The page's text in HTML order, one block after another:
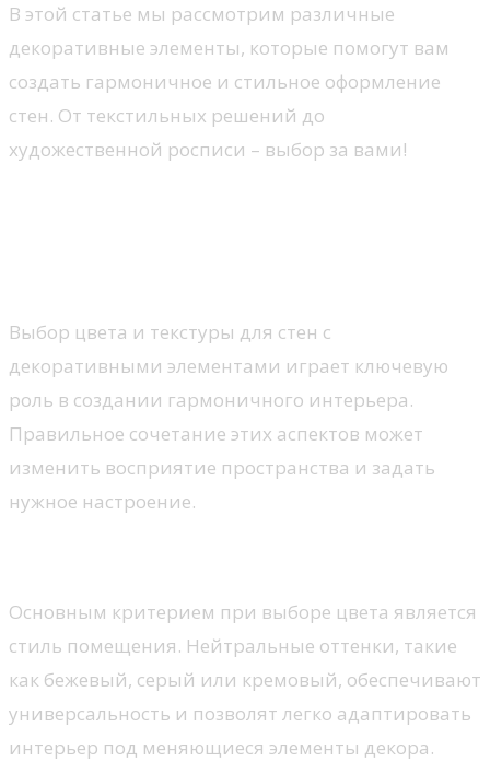
В этой статье мы рассмотрим различные
декоративные элементы, которые помогут вам
создать гармоничное и стильное оформление
стен. От текстильных решений до
художественной росписи – выбор за вами!
Выбор цвета и текстуры для стен с
декоративными элементами играет ключевую
роль в создании гармоничного интерьера.
Правильное сочетание этих аспектов может
изменить восприятие пространства и задать
нужное настроение.
Основным критерием при выборе цвета является
стиль помещения. Нейтральные оттенки, такие
как бежевый, серый или кремовый, обеспечивают
универсальность и позволят легко адаптировать
интерьер под меняющиеся элементы декора.